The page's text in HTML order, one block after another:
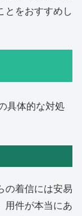
とをおすすめし
具体的な対処
の着信には安易
用件が本当にあ